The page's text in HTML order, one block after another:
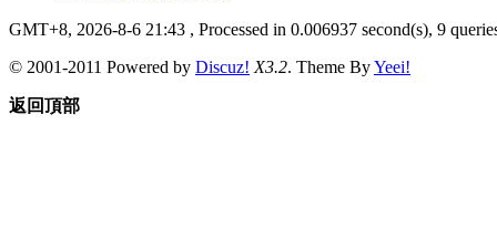
GMT+8, 2026-8-6 21:43 , Processed in 0.006937 second(s), 9
© 2001-2011 Powered by Discuz! X3.2. Theme ByYeei!
返回頂部